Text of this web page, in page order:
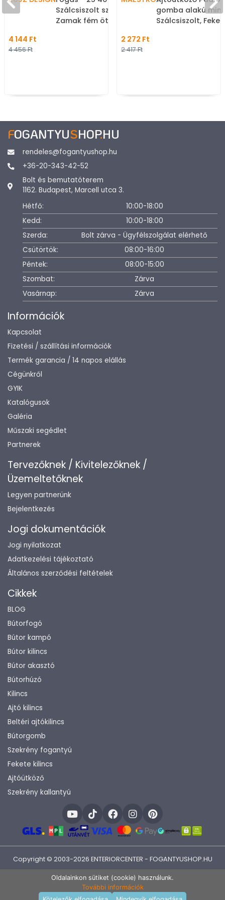
Kosárba rakom
Szálcsiszolt szürke -
Zamak fém ötvözet -
4 144 Ft
4 456 Ft
gomba alakú
Szálcsiszolt,
2 272 Ft
2 417 Ft
FOGANTYUSHOP.HU
rendeles@fogantyushop.hu
+36-20-343-42-52
Bolt és bemutatóterem
1162. Budapest, Marcell utca 3.
Hétfő:
10:00-18:00
Kedd:
10:00-18:00
Szerda:
Bolt zárva - Ügyfélszolgálat elérhető
Csütörtök:
08:00-16:00
Péntek:
08:00-15:00
Szombat:
Zárva
Vasárnap:
Zárva
Információk
Kapcsolat
Fizetési / szállítási információk
Termék garancia / 14 napos elállás
Cégünkről
GYIK
Katalógusok
Galéria
Műszaki segédlet
Partnerek
Tervezőknek / Kivitelezőknek /
Üzemeltetőknek
Legyen partnerünk
Bejelentkezés
Jogi dokumentációk
Jogi nyilatkozat
Adatkezelési tájékoztató
Általános szerződési feltételek
Cikkek
BLOG
Bútorfogó
Bútor kampó
Bútor kilincs
Bútor akasztó
Bútorhúzó
Kilincs
Ajtó kilincs
Beltéri ajtókilincs
Bútorgomb
Szekrény fogantyú
Fekete kilincs
Ajtóütköző
Szekrény kallantyú
Copyright © 2003-2026 ENTERIORCENTER - FOGANTYUSHOP.HU
Oldalainkon sütiket (cookie) használunk.
További információk